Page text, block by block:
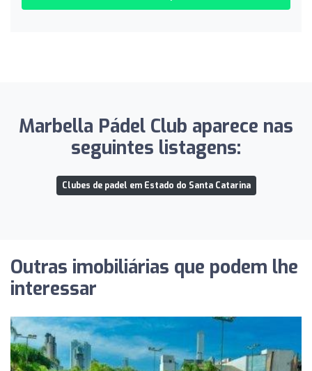
Marbella Pádel Club aparece nas
seguintes listagens:
Clubes de padel em Estado do Santa Catarina
Outras imobiliárias que podem lhe
interessar